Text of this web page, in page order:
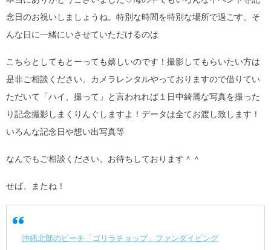
念日のお祝いしましょうね。特別な時間を特別な場所で過ごす、そ
んな日に一緒にいさせていただけるのは
こちらとしてもとーっても嬉しいのです！撮影してもらいたい方は
是非ご相談ください。カメラレンタルやっておりますので借りてい
ただいて「ハイ、撮って」と言われれば１日中綺麗な写真を撮った
り記念撮影しまくりんぐしますよ！データは全てお渡し致します！
いろんな記念日や想い出写真等
なんでもご相談ください。お待ちしております＾＾
せば、またね！
沖縄北部のビーチ「ゴリラチョップ」ファンダイビング